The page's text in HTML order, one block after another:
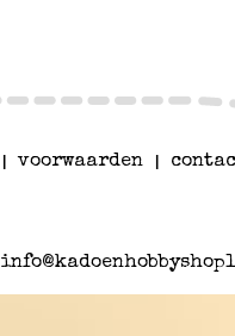
voorwaarden